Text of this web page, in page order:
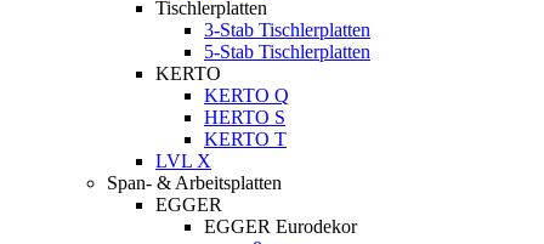
Tischlerplatten
3-Stab Tischlerplatten
5-Stab Tischlerplatten
KERTO
KERTO Q
HERTO S
KERTO T
LVL X
Span- & Arbeitsplatten
EGGER
EGGER Eurodekor